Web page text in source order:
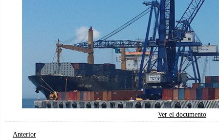
Ver el documento
Anterior